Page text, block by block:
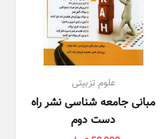
علوم تزبیتی
مبانی جامعه شناسی نشر راه
دست دوم